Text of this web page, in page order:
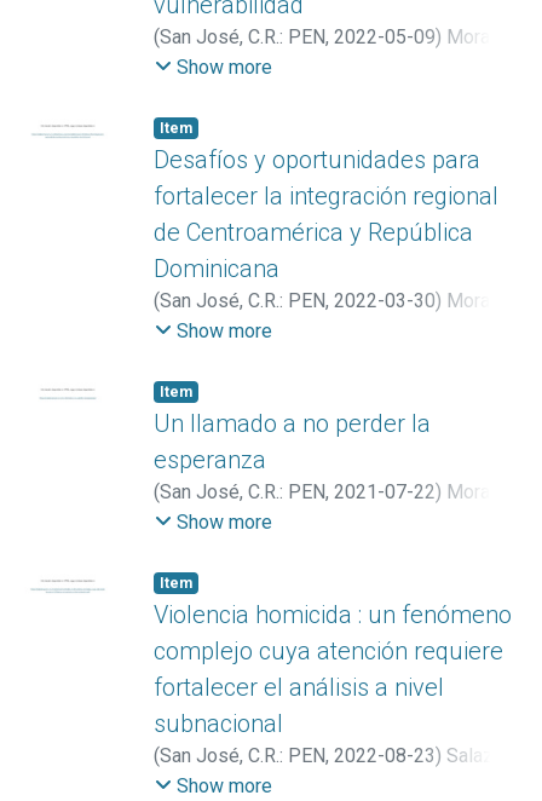
(San José, C.R.: PEN, 2022-05-09) Mora
Román, Alberto
Show more
Item
Desafíos y oportunidades para
fortalecer la integración regional
de Centroamérica y República
Dominicana
(San José, C.R.: PEN, 2022-03-30) Mora
Román, Alberto
Show more
Item
Un llamado a no perder la
esperanza
(San José, C.R.: PEN, 2021-07-22) Mora
Román, Alberto
Show more
Item
Violencia homicida : un fenómeno
complejo cuya atención requiere
fortalecer el análisis a nivel
subnacional
(San José, C.R.: PEN, 2022-08-23) Salazar
Sánchez, Karla María
Show more